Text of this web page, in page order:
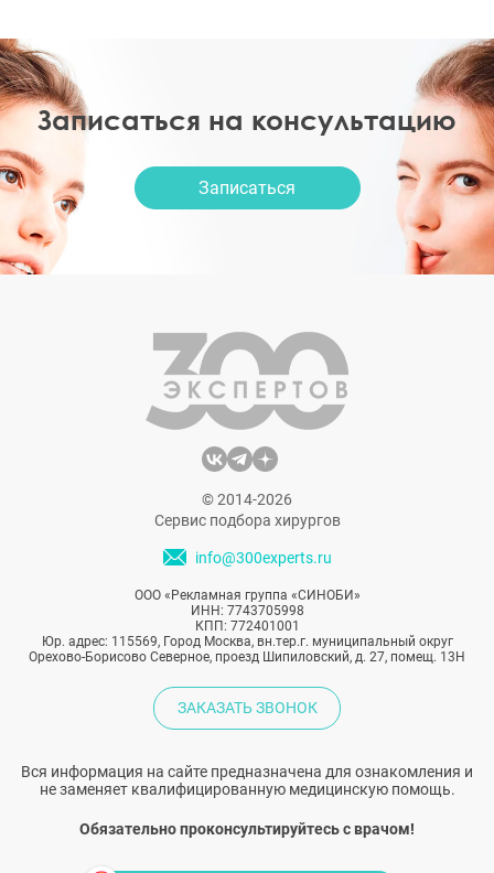
Записаться на консультацию
Записаться
© 2014-2026
Сервис подбора хирургов
info@300experts.ru
ООО «Рекламная группа «СИНОБИ»
ИНН: 7743705998
КПП: 772401001
Юр. адрес: 115569, Город Москва, вн.тер.г. муниципальный округ
Орехово-Борисово Северное, проезд Шипиловский, д. 27, помещ. 13Н
ЗАКАЗАТЬ ЗВОНОК
Вся информация на сайте предназначена для ознакомления и
не заменяет квалифицированную медицинскую помощь.
Обязательно проконсультируйтесь с врачом!